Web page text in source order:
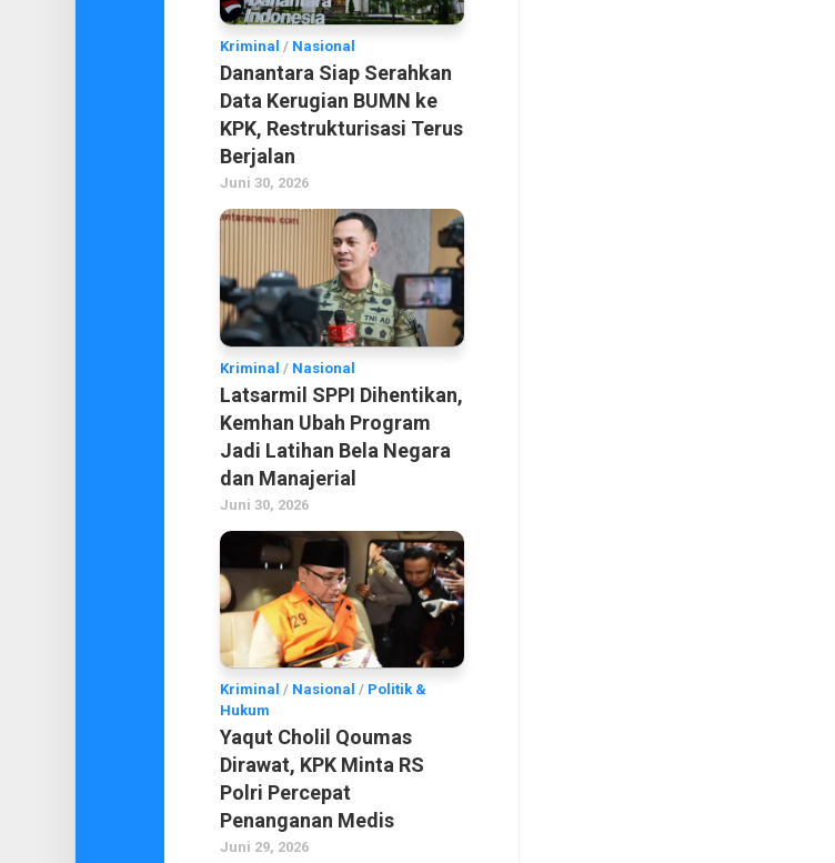
Kriminal / Nasional
Danantara Siap Serahkan
Data Kerugian BUMN ke
KPK, Restrukturisasi Terus
Berjalan
Juni 30, 2026
Kriminal / Nasional
Latsarmil SPPI Dihentikan,
Kemhan Ubah Program
Jadi Latihan Bela Negara
dan Manajerial
Juni 30, 2026
Kriminal / Nasional / Politik &
Hukum
Yaqut Cholil Qoumas
Dirawat, KPK Minta RS
Polri Percepat
Penanganan Medis
Juni 29, 2026